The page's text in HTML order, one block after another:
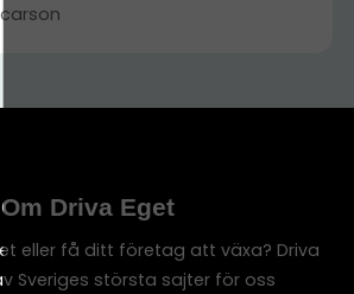
Om Driva Eget
eller få ditt företag att växa? Driva
Sveriges största sajter för oss